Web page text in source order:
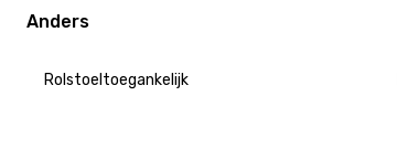
Anders
Rolstoeltoegankelijk